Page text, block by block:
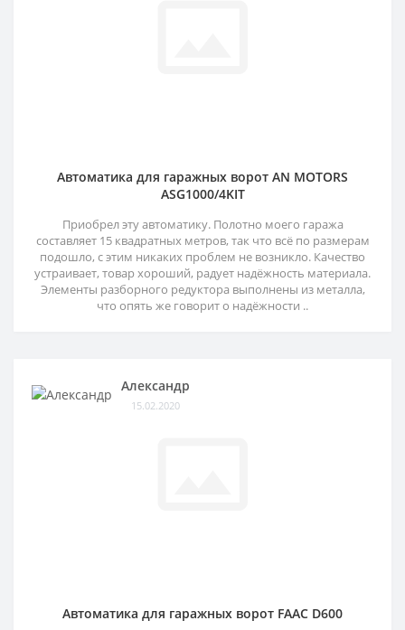
Автоматика для гаражных ворот AN MOTORS
ASG1000/4KIT
Приобрел эту автоматику. Полотно моего гаража
составляет 15 квадратных метров, так что всё по размерам
подошло, с этим никаких проблем не возникло. Качество
устраивает, товар хороший, радует надёжность материала.
Элементы разборного редуктора выполнены из металла,
что опять же говорит о надёжности ..
Александр
15.02.2020
Автоматика для гаражных ворот FAAC D600